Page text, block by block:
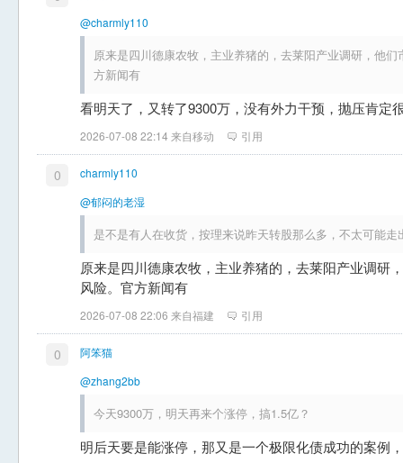
@charmly110
原来是四川德康农牧，主业养猪的，去莱阳产业调研，他
方新闻有
看明天了，又转了9300万，没有外力干预，抛压肯定
2026-07-08 22:14 来自移动 引用
0
charmly110
@郁闷的老湿
是不是有人在收货，按理来说昨天转股那么多，不太可能
原来是四川德康农牧，主业养猪的，去莱阳产业调研
风险。官方新闻有
2026-07-08 22:06 来自福建 引用
0
阿笨猫
@zhang2bb
今天9300万，明天再来个涨停，搞1.5亿？
明后天要是能涨停，那又是一个极限化债成功的案例